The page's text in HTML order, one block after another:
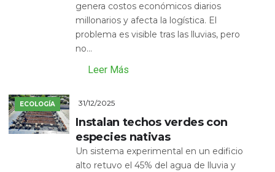
genera costos económicos diarios
millonarios y afecta la logística. El
problema es visible tras las lluvias, pero
no...
Leer Más
ECOLOGÍA 31/12/2025
Instalan techos verdes con
especies nativas
Un sistema experimental en un edificio
alto retuvo el 45% del agua de lluvia y